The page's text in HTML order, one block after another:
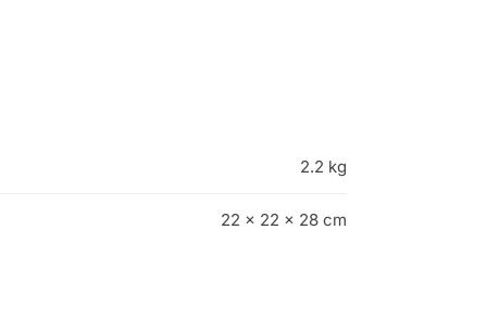
2.2 kg
22 × 22 × 28 cm